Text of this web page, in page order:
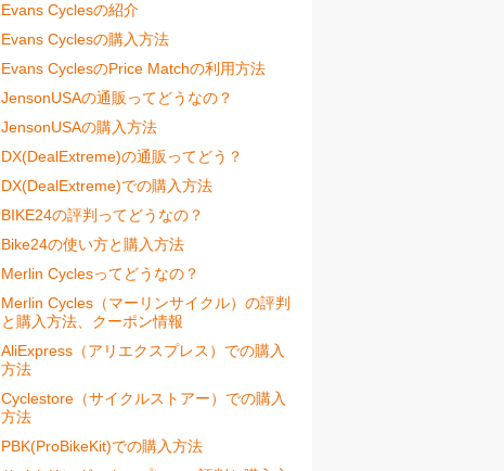
Evans Cyclesの紹介
Evans Cyclesの購入方法
Evans CyclesのPrice Matchの利用方法
JensonUSAの通販ってどうなの？
JensonUSAの購入方法
DX(DealExtreme)の通販ってどう？
DX(DealExtreme)での購入方法
BIKE24の評判ってどうなの？
Bike24の使い方と購入方法
Merlin Cyclesってどうなの？
Merlin Cycles（マーリンサイクル）の評判
と購入方法、クーポン情報
AliExpress（アリエクスプレス）での購入
方法
Cyclestore（サイクルストアー）での購入
方法
PBK(ProBikeKit)での購入方法